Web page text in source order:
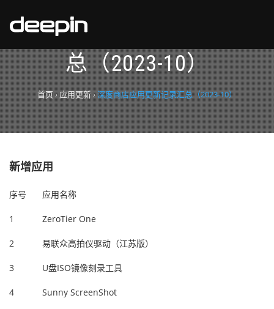
深度商店应用更新记录汇
总（2023-10）
首页› 应用更新› 深度商店应用更新记录汇总（2023-10）
新增应用
序号 应用名称
1 ZeroTier One
2 易联众高拍仪驱动（江苏版）
3 U盘ISO镜像刻录工具
4 Sunny ScreenShot